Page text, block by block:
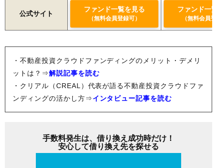
公式サイト
ファンド一覧を見る
（無料会員登録可）
ファンド一
（無料会員
・不動産投資クラウドファンディングのメリット・デメリ
ットは？⇒解説記事を読む
・クリアル（CREAL）代表が語る不動産投資クラウドファ
ンディングの活かし方⇒インタビュー記事を読む
手数料発生は、借り換え成功時だけ！
安心して借り換え先を探せる